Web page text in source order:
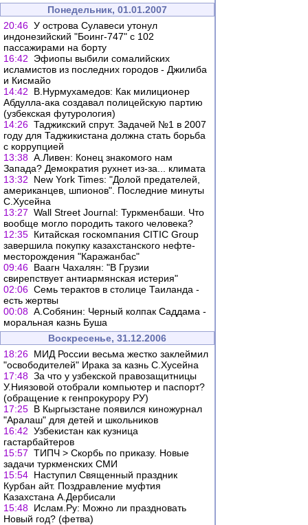
Понедельник, 01.01.2007
20:46 У острова Сулавеси утонул
индонезийский "Боинг-747" с 102
пассажирами на борту
16:42
Эфиопы выбили сомалийских
исламистов из последних городов - Джилиба
и Кисмайо
14:42
В.Нурмухамедов: Как милиционер
Абдулла-ака создавал полицейскую партию
(узбекская футурология)
14:26 Таджикский спрут. Задачей №1 в 2007
году для Таджикистана должна стать борьба
с коррупцией
13:38 А.Ливен: Конец знакомого нам
Запада? Демократия рухнет из-за... климата
13:32
New York Times: "Долой предателей,
американцев, шпионов". Последние минуты
С.Хусейна
13:27 Wall Street Journal: Туркменбаши. Что
вообще могло породить такого человека?
12:35 Китайская госкомпания CITIC Group
завершила покупку казахстанского нефте-
месторождения "Каражанбас"
09:46 Ваагн Чахалян: "В Грузии
свирепствует антиармянская истерия"
02:06 Семь терактов в столице Таиланда -
есть жертвы
00:08 А.Собянин: Черный колпак Саддама -
моральная казнь Буша
Воскресенье, 31.12.2006
18:26 МИД России весьма жестко заклеймил
"освободителей" Ирака за казнь С.Хусейна
17:48 За что у узбекской правозащитницы
У.Ниязовой отобрали компьютер и паспорт?
(обращение к генпрокурору РУ)
17:25 В Кыргызстане появился киножурнал
"Аралаш" для детей и школьников
16:42 Узбекистан как кузница
гастарбайтеров
15:57 ТИПЧ > Скорбь по приказу. Новые
задачи туркменских СМИ
15:54 Наступил Священный праздник
Курбан айт. Поздравление муфтия
Казахстана А.Дербисали
15:48 Ислам.Ру: Можно ли праздновать
Новый год? (фетва)